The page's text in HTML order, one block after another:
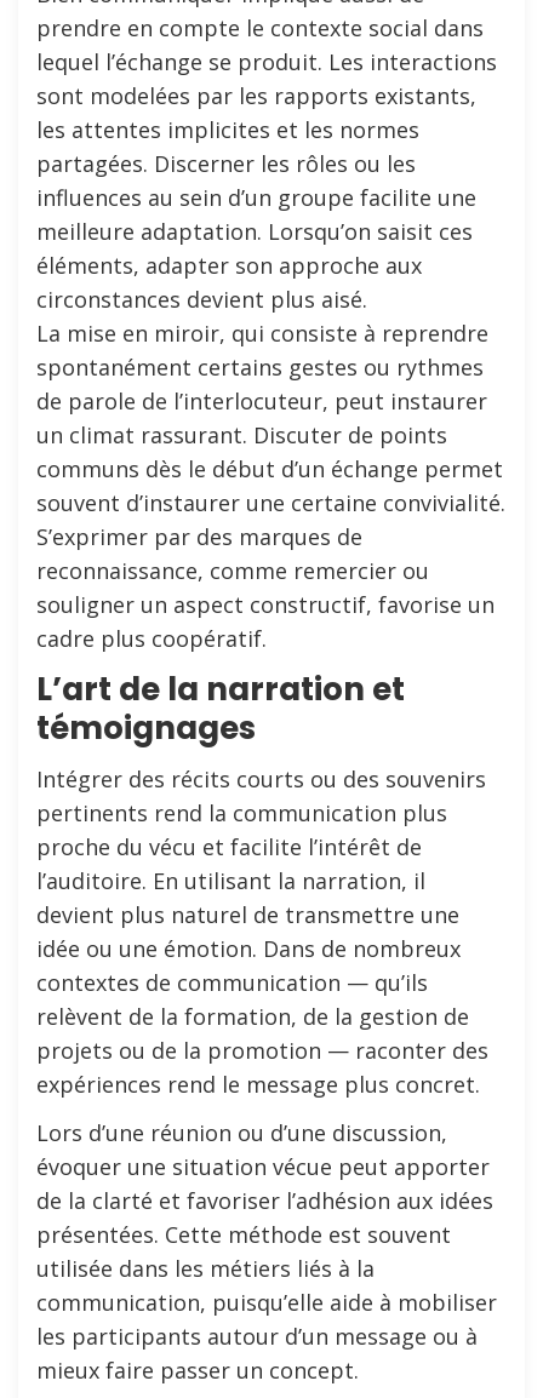
prendre en compte le contexte social dans
lequel l’échange se produit. Les interactions
sont modelées par les rapports existants,
les attentes implicites et les normes
partagées. Discerner les rôles ou les
influences au sein d’un groupe facilite une
meilleure adaptation. Lorsqu’on saisit ces
éléments, adapter son approche aux
circonstances devient plus aisé.
La mise en miroir, qui consiste à reprendre
spontanément certains gestes ou rythmes
de parole de l’interlocuteur, peut instaurer
un climat rassurant. Discuter de points
communs dès le début d’un échange permet
souvent d’instaurer une certaine convivialité.
S’exprimer par des marques de
reconnaissance, comme remercier ou
souligner un aspect constructif, favorise un
cadre plus coopératif.
L’art de la narration et
témoignages
Intégrer des récits courts ou des souvenirs
pertinents rend la communication plus
proche du vécu et facilite l’intérêt de
l’auditoire. En utilisant la narration, il
devient plus naturel de transmettre une
idée ou une émotion. Dans de nombreux
contextes de communication — qu’ils
relèvent de la formation, de la gestion de
projets ou de la promotion — raconter des
expériences rend le message plus concret.
Lors d’une réunion ou d’une discussion,
évoquer une situation vécue peut apporter
de la clarté et favoriser l’adhésion aux idées
présentées. Cette méthode est souvent
utilisée dans les métiers liés à la
communication, puisqu’elle aide à mobiliser
les participants autour d’un message ou à
mieux faire passer un concept.